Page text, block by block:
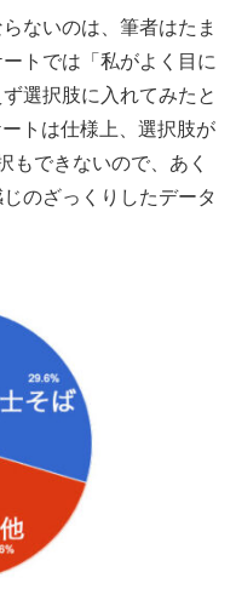
ないのは、筆者はたま
トでは「私がよく目に
選択肢に入れてみたと
トは仕様上、選択肢が
もできないので、あく
のざっくりしたデータ